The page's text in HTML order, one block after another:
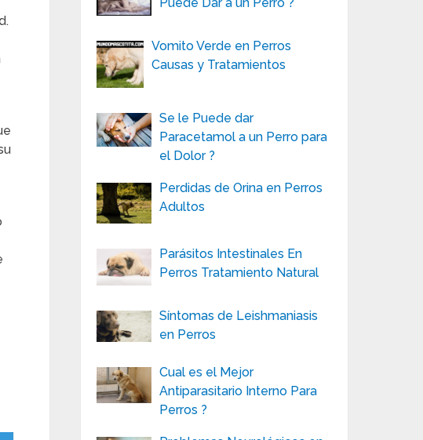
Vomito Verde en Perros
Causas y Tratamientos
Se le Puede dar
Paracetamol a un Perro para
el Dolor ?
Perdidas de Orina en Perros
Adultos
Parásitos Intestinales En
Perros Tratamiento Natural
Síntomas de Leishmaniasis
en Perros
Cual es el Mejor
Antiparasitario Interno Para
Perros ?